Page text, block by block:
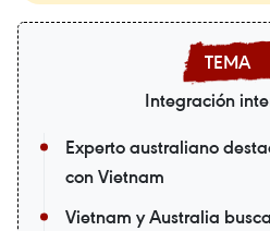
Integración
Experto australiano
con Vietnam
Vietnam y Australia